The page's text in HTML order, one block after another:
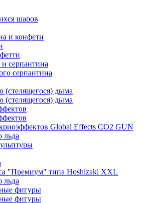
шаров
и конфети
серпантина
серпантина
(стелящегося) дыма
(стелящегося) дыма
Global Effects CO2 GUN
"Премиум" типа Hoshizaki XXL
фигуры
фигуры